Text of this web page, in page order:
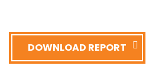
DOWNLOAD REPORT